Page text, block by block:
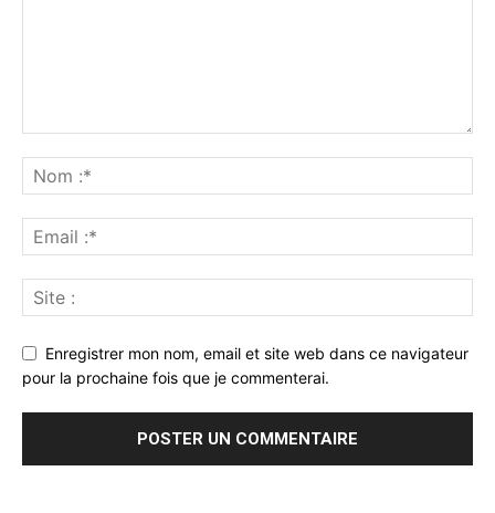
Enregistrer mon nom, email et site web dans ce navigateur
pour la prochaine fois que je commenterai.